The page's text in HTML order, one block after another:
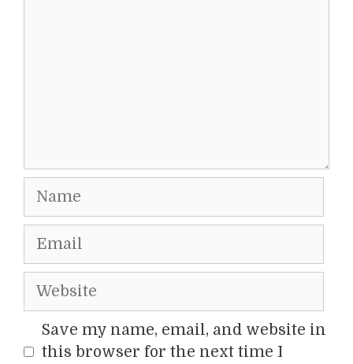
Name
Email
Website
Save my name, email, and website in
this browser for the next time I